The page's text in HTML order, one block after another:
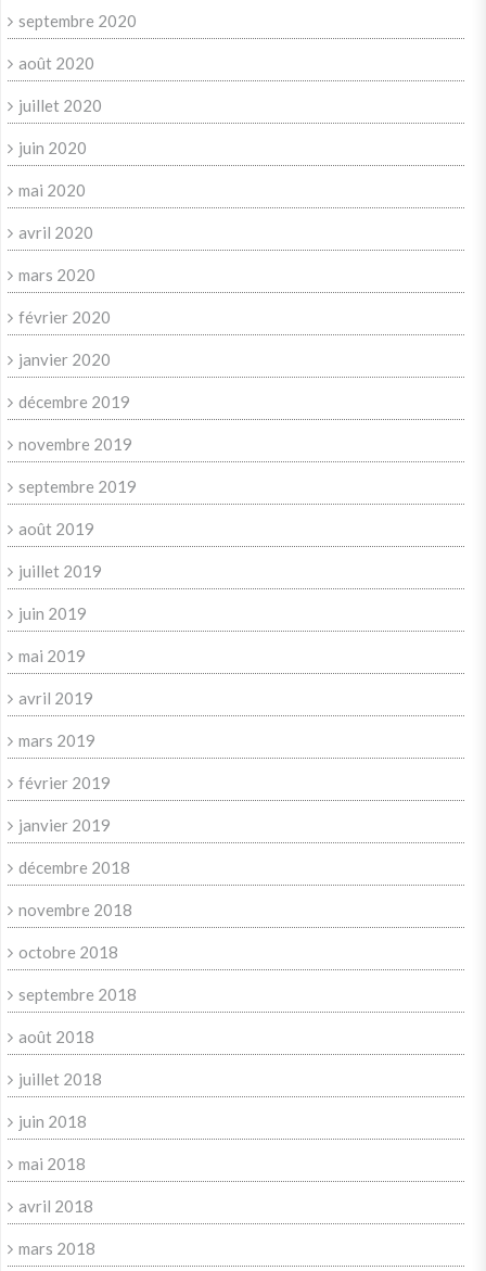
septembre 2020
août 2020
juillet 2020
juin 2020
mai 2020
avril 2020
mars 2020
février 2020
janvier 2020
décembre 2019
novembre 2019
septembre 2019
août 2019
juillet 2019
juin 2019
mai 2019
avril 2019
mars 2019
février 2019
janvier 2019
décembre 2018
novembre 2018
octobre 2018
septembre 2018
août 2018
juillet 2018
juin 2018
mai 2018
avril 2018
mars 2018